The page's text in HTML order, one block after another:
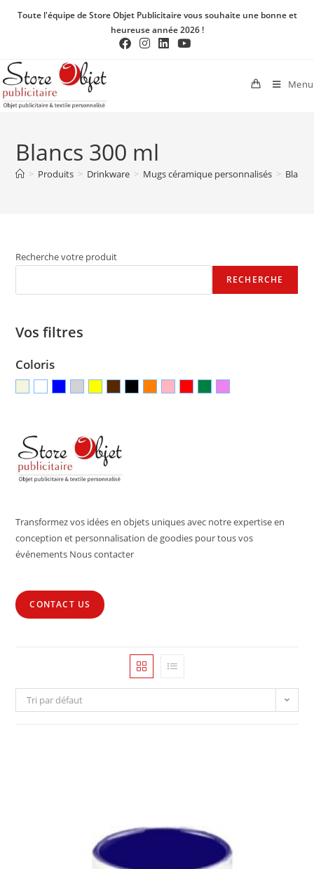
Toute l'équipe de Store Objet Publicitaire vous souhaite une bonne et
heureuse année 2026 !
Menu
Blancs 300 ml
> Produits > Drinkware > Mugs céramique personnalisés >
Recherche votre produit
RECHERCHE
Vos filtres
Coloris
Transformez vos idées en objets uniques avec notre expertise en
conception et personnalisation de goodies pour tous vos
événements Nous contacter
CONTACT US
Tri par défaut